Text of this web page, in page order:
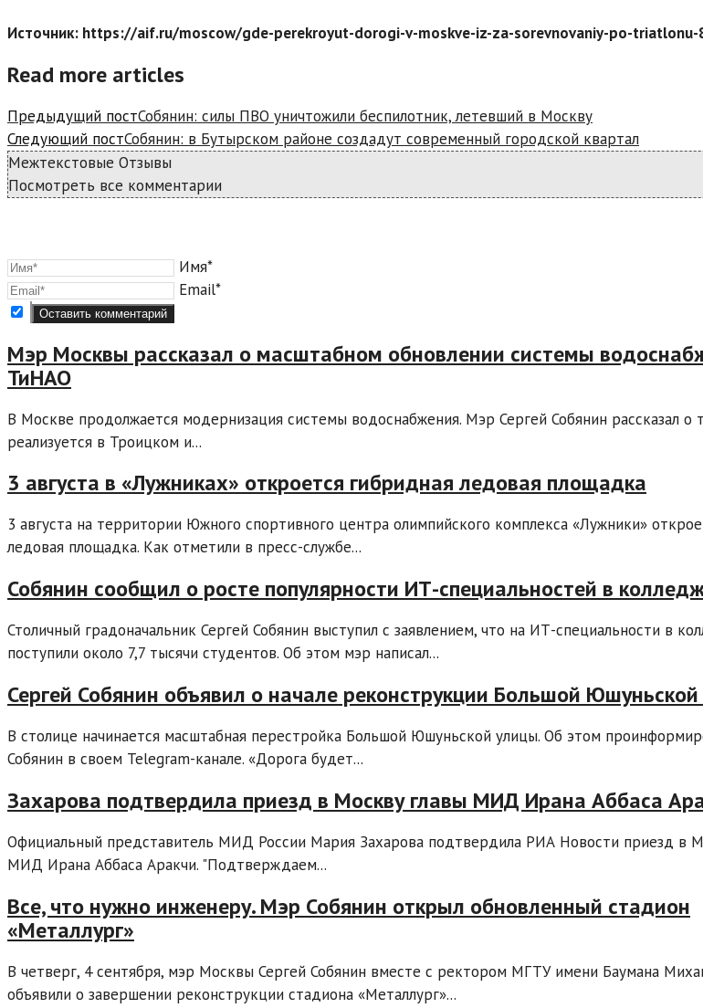
Источник: https://aif.ru/moscow/gde-perekroyut-dorogi-v-moskve-iz-za-sorevnovaniy-po-triatlonu-
Read more articles
Предыдущий постСобянин: силы ПВО уничтожили беспилотник, летевший в Москву
Следующий постСобянин: в Бутырском районе создадут современный городской квартал
Межтекстовые Отзывы
Посмотреть все комментарии
Имя*
Email*
Мэр Москвы рассказал о масштабном обновлении системы
ТиНАО
В Москве продолжается модернизация системы водоснабжения. Мэр Сергей Собянин рассказал о
реализуется в Троицком и...
3 августа в «Лужниках» откроется гибридная ледовая площадка
3 августа на территории Южного спортивного центра олимпийского комплекса «Лужники»
ледовая площадка. Как отметили в пресс-службе...
Собянин сообщил о росте популярности ИТ-специальностей в
Столичный градоначальник Сергей Собянин выступил с заявлением, что на ИТ-специальности в
поступили около 7,7 тысячи студентов. Об этом мэр написал...
Сергей Собянин объявил о начале реконструкции Большой
В столице начинается масштабная перестройка Большой Юшуньской улицы. Об этом
Собянин в своем Telegram-канале. «Дорога будет...
Захарова подтвердила приезд в Москву главы МИД Ирана Аббаса
Официальный представитель МИД России Мария Захарова подтвердила РИА Новости приезд в
МИД Ирана Аббаса Аракчи. "Подтверждаем...
Все, что нужно инженеру. Мэр Собянин открыл обновленный стадион
«Металлург»
В четверг, 4 сентября, мэр Москвы Сергей Собянин вместе с ректором МГТУ имени Баумана
объявили о завершении реконструкции стадиона «Металлург»...